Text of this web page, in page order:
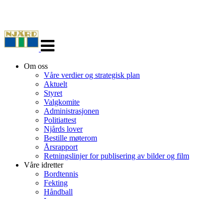
navigasjon
Om oss
Våre verdier og strategisk plan
Aktuelt
Styret
Valgkomite
Administrasjonen
Politiattest
Njårds lover
Bestille møterom
Årsrapport
Retningslinjer for publisering av bilder og film
Våre idretter
Bordtennis
Fekting
Håndball